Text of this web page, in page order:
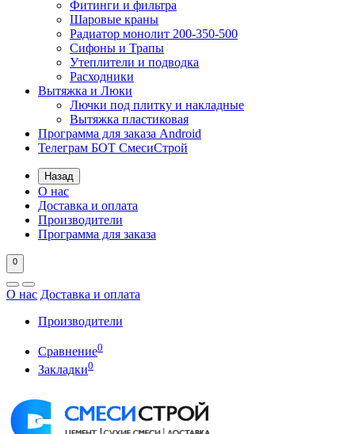
Фитинги и фильтра
Шаровые краны
Радиатор монолит 200-350-500
Сифоны и Трапы
Утеплители и подводка
Расходники
Вытяжка и Люки
Лючки под плитку и накладные
Вытяжка пластиковая
Программа для заказа Android
Телеграм БОТ СмесиСтрой
Назад
О нас
Доставка и оплата
Производители
Программа для заказа
0
О нас Доставка и оплата
Производители
Сравнение0
Закладки0